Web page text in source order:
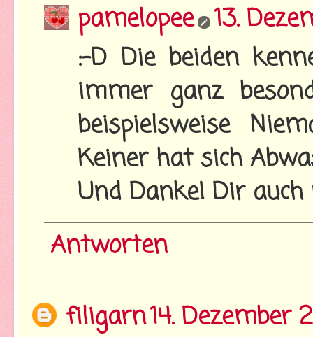
pamelopee 13.
:-D Die beiden
immer ganz
beispielsweise
Keiner hat sich
Und Danke! Dir
Antworten
filigarn14. Dezember